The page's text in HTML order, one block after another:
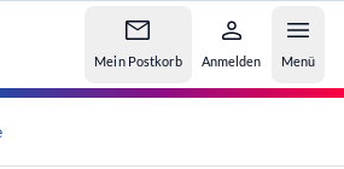
Mein Postkorb Anmelden Menü